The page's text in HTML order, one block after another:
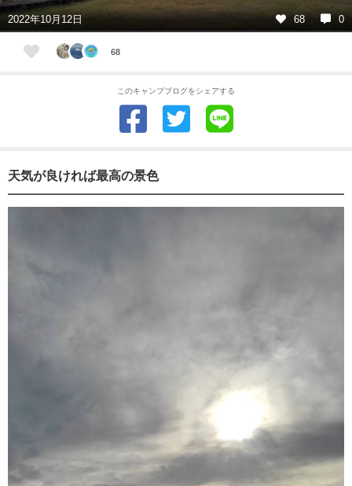
2022年10月12日 68 0
68
このキャンプブログをシェアする
天気が良ければ最高の景色